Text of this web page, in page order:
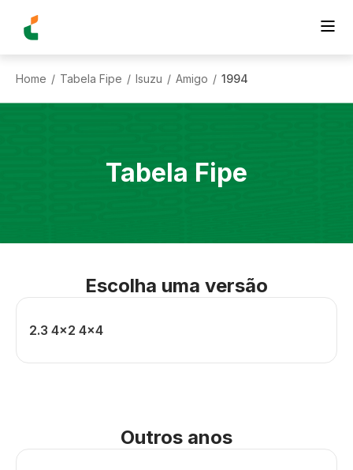
Home / Tabela Fipe / Isuzu / Amigo / 1994
Tabela Fipe
Escolha uma versão
2.3 4x2 4x4
Outros anos